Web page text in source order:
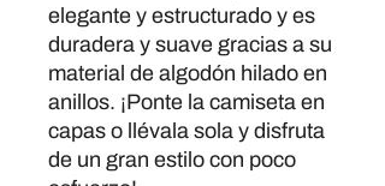
elegante y estructurado y es
duradera y suave gracias a su
material de algodón hilado en
anillos. ¡Ponte la camiseta en
capas o llévala sola y disfruta
de un gran estilo con poco